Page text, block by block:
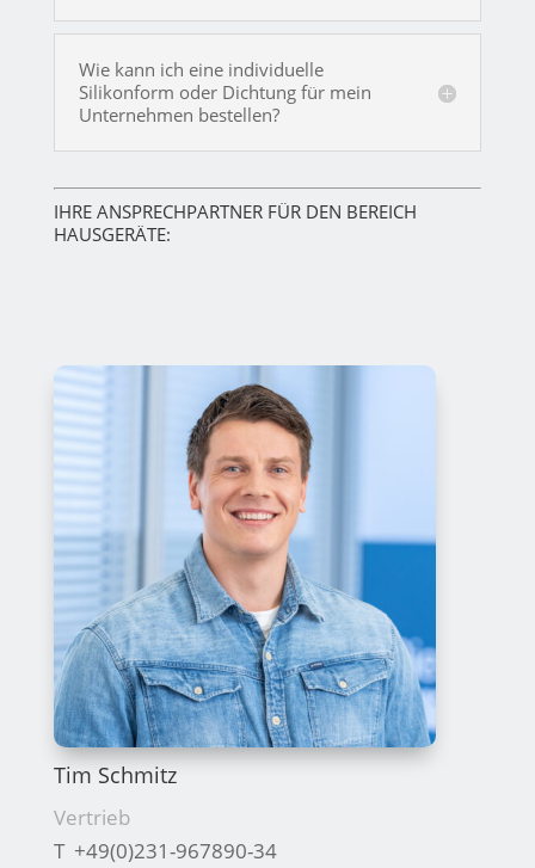
Wie kann ich eine individuelle
Silikonform oder Dichtung für mein
Unternehmen bestellen?
IHRE ANSPRECHPARTNER FÜR DEN BEREICH
HAUSGERÄTE:
Tim Schmitz
Vertrieb
T +49(0)231-967890-34